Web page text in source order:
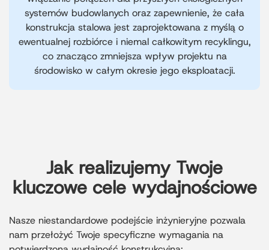
systemów budowlanych oraz zapewnienie, że cała
konstrukcja stalowa jest zaprojektowana z myślą o
ewentualnej rozbiórce i niemal całkowitym recyklingu,
co znacząco zmniejsza wpływ projektu na
środowisko w całym okresie jego eksploatacji.
Jak realizujemy Twoje
kluczowe cele wydajnościowe
Nasze niestandardowe podejście inżynieryjne pozwala
nam przełożyć Twoje specyficzne wymagania na